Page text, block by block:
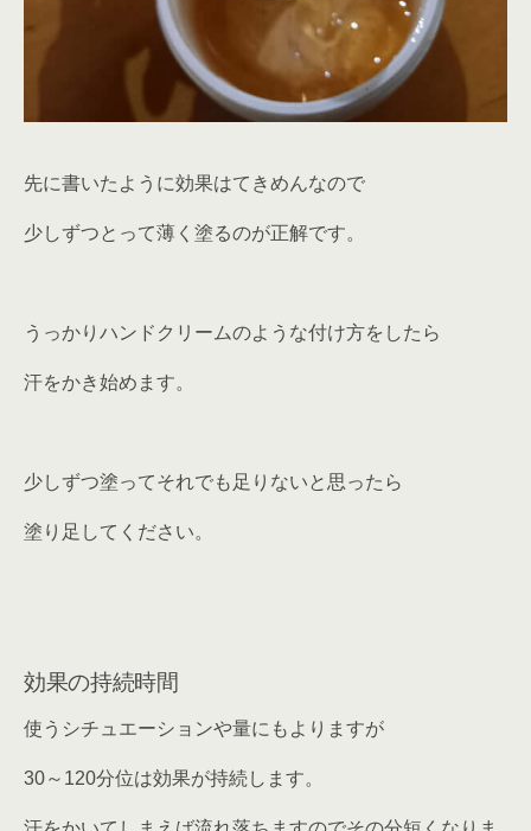
先に書いたように効果はてきめんなので
少しずつとって薄く塗るのが正解です。
うっかりハンドクリームのような付け方をしたら
汗をかき始めます。
少しずつ塗ってそれでも足りないと思ったら
塗り足してください。
効果の持続時間
使うシチュエーションや量にもよりますが
30～120分位は効果が持続します。